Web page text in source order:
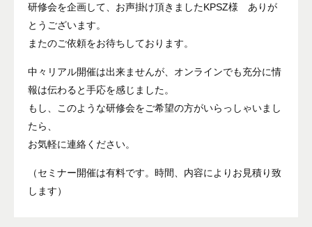
研修会を企画して、お声掛け頂きましたKPSZ様 ありが
とうございます。
またのご依頼をお待ちしております。
中々リアル開催は出来ませんが、オンラインでも充分に情
報は伝わると手応を感じました。
もし、このような研修会をご希望の方がいらっしゃいまし
たら、
お気軽に連絡ください。
（セミナー開催は有料です。時間、内容によりお見積り致
します）